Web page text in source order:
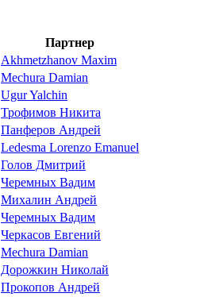
Партнер
Akhmetzhanov Maxim
Mechura Damian
Ugur Yalchin
Трофимов Никита
Панферов Андрей
Ledesma Lorenzo Emanuel
Голов Дмитрий
Черемных Вадим
Михалин Андрей
Черемных Вадим
Черкасов Евгений
Mechura Damian
Дорожкин Николай
Прокопов Андрей